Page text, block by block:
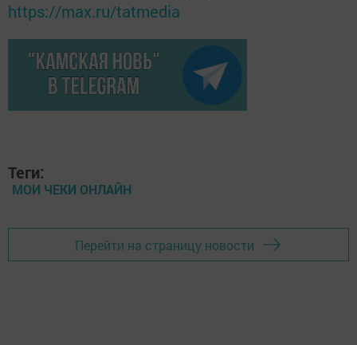
https://max.ru/tatmedia
Теги:
МОИ ЧЕКИ ОНЛАЙН
Перейти на страницу новости